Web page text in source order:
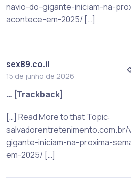
navio-do-gigante-iniciam-na-
acontece-em-2025/ […]
sex89.co.il
15 de junho de 2026
… [Trackback]
[…] Read More to that Topic:
gigante-iniciam-na-proxima-
em-2025/ […]